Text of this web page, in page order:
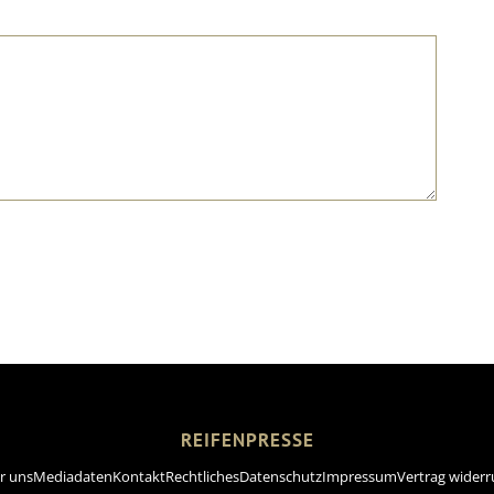
REIFENPRESSE
unsMediadatenKontaktRechtlichesDatenschutzImpressumVertrag